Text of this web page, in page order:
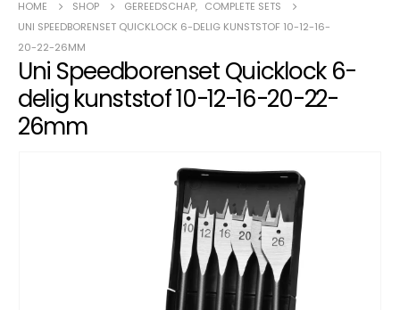
HOME SHOP GEREEDSCHAP, COMPLETE SETS
UNI SPEEDBORENSET QUICKLOCK 6-DELIG KUNSTSTOF 10-12-16-
20-22-26MM
Uni Speedborenset Quicklock 6-
delig kunststof 10-12-16-20-22-
26mm